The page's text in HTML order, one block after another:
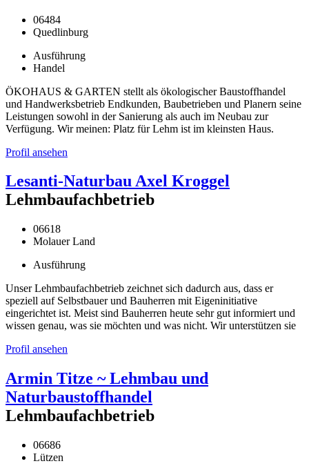
06484
Quedlinburg
Ausführung
Handel
ÖKOHAUS & GARTEN stellt als ökologischer Baustoffhandel
und Handwerksbetrieb Endkunden, Baubetrieben und Planern seine
Leistungen sowohl in der Sanierung als auch im Neubau zur
Verfügung. Wir meinen: Platz für Lehm ist im kleinsten Haus.
Profil ansehen
Lesanti-Naturbau Axel Kroggel
Lehmbaufachbetrieb
06618
Molauer Land
Ausführung
Unser Lehmbaufachbetrieb zeichnet sich dadurch aus, dass er
speziell auf Selbstbauer und Bauherren mit Eigeninitiative
eingerichtet ist. Meist sind Bauherren heute sehr gut informiert und
wissen genau, was sie möchten und was nicht. Wir unterstützen sie
Profil ansehen
Armin Titze ~ Lehmbau und
Naturbaustoffhandel
Lehmbaufachbetrieb
06686
Lützen